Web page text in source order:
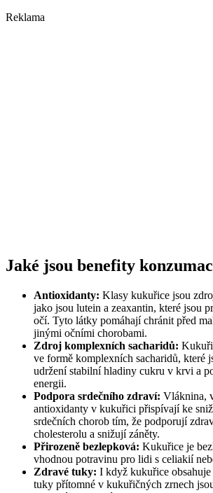
Reklama
Jaké jsou benefity
Antioxidanty: Klasy kukuřice jsou
jako jsou lutein a zeaxantin, které jsou
očí. Tyto látky pomáhají chránit před
jinými očními chorobami.
Zdroj komplexních sacharidů:
ve formě komplexních sacharidů, které
udržení stabilní hladiny cukru v krvi a
energii.
Podpora srdečního zdraví: Vláknina,
antioxidanty v kukuřici přispívají ke
srdečních chorob tím, že podporují
cholesterolu a snižují záněty.
Přirozeně bezlepková: Kukuřice je
vhodnou potravinu pro lidi s celiakií
Zdravé tuky: I když kukuřice
tuky přítomné v kukuřičných zrnech